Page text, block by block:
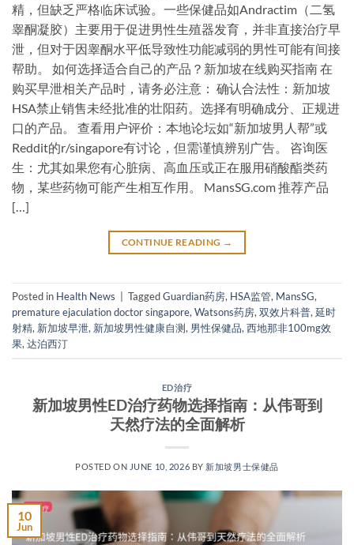
精，但缺乏严格临床试验。一些保健品如Andractim（二氢
睾酮凝胶）主要用于促进男性生殖器发育，并非直接治疗早
泄，但对于因睾酮水平低导致性功能减弱的男性可能有间接
帮助。 如何选择适合自己的产品？新加坡在线购买指南 在
购买早泄相关产品时，请务必注意： 确认合法性：新加坡
HSA禁止销售未经批准的壮阳药。选择有明确成分、正规进
口的产品。 查看用户评价：本地论坛如“新加坡男人帮”或
Reddit的r/singapore有讨论，但需谨慎辨别广告。 咨询医
生：尤其如果您有心脏病、高血压或正在服用硝酸酯类药
物，某些药物可能产生相互作用。 MansSG.com 推荐产品
[…]
CONTINUE READING →
Posted in Health News TaggedGuardian药房, HSA监管, MansSG,
premature ejaculation doctor singapore, Watsons药房, 双效片科普, 延时
射精, 新加坡早泄, 新加坡男性健康自测, 男性保健品, 西地那非100mg效
果, 达泊西汀
ED治疗
新加坡男性ED治疗药物选择指南：从伟哥到
天然疗法的全面解析
POSTED ON JUNE 10, 2026 BY 新加坡男士保健品
10
Jun